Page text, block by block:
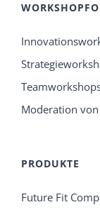
Moderation
PRODUKTE
Future Fit